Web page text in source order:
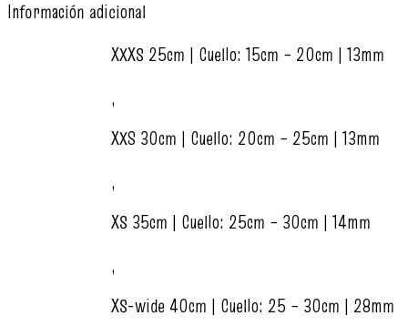
Información adicional
XXXS 25cm | Cuello: 15cm – 20cm | 13mm
,
XXS 30cm | Cuello: 20cm – 25cm | 13mm
,
XS 35cm | Cuello: 25cm – 30cm | 14mm
,
XS-wide 40cm | Cuello: 25 – 30cm | 28mm